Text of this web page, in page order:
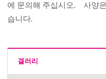
에 문의해 주십시오. 사양
습니다.
갤러리